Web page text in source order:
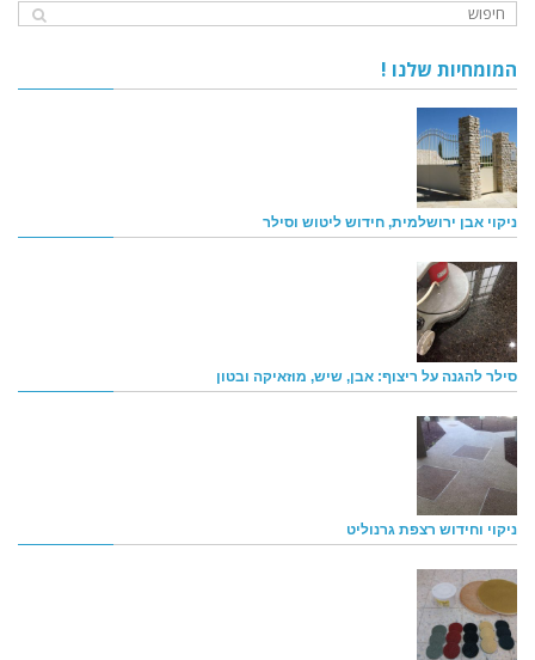
המומחיות שלנו !
ניקוי אבן ירושלמית, חידוש ליטוש וסילר
סילר להגנה על ריצוף: אבן, שיש, מוזאיקה ובטון
ניקוי וחידוש רצפת גרנוליט